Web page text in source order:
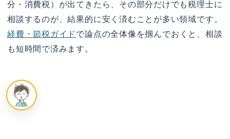
分・消費税）が出てきたら、その部分だけでも税理士に
相談するのが、結果的に安く済むことが多い領域です。
経費・節税ガイド で論点の全体像を掴んでおくと、相談
も短時間で済みます。